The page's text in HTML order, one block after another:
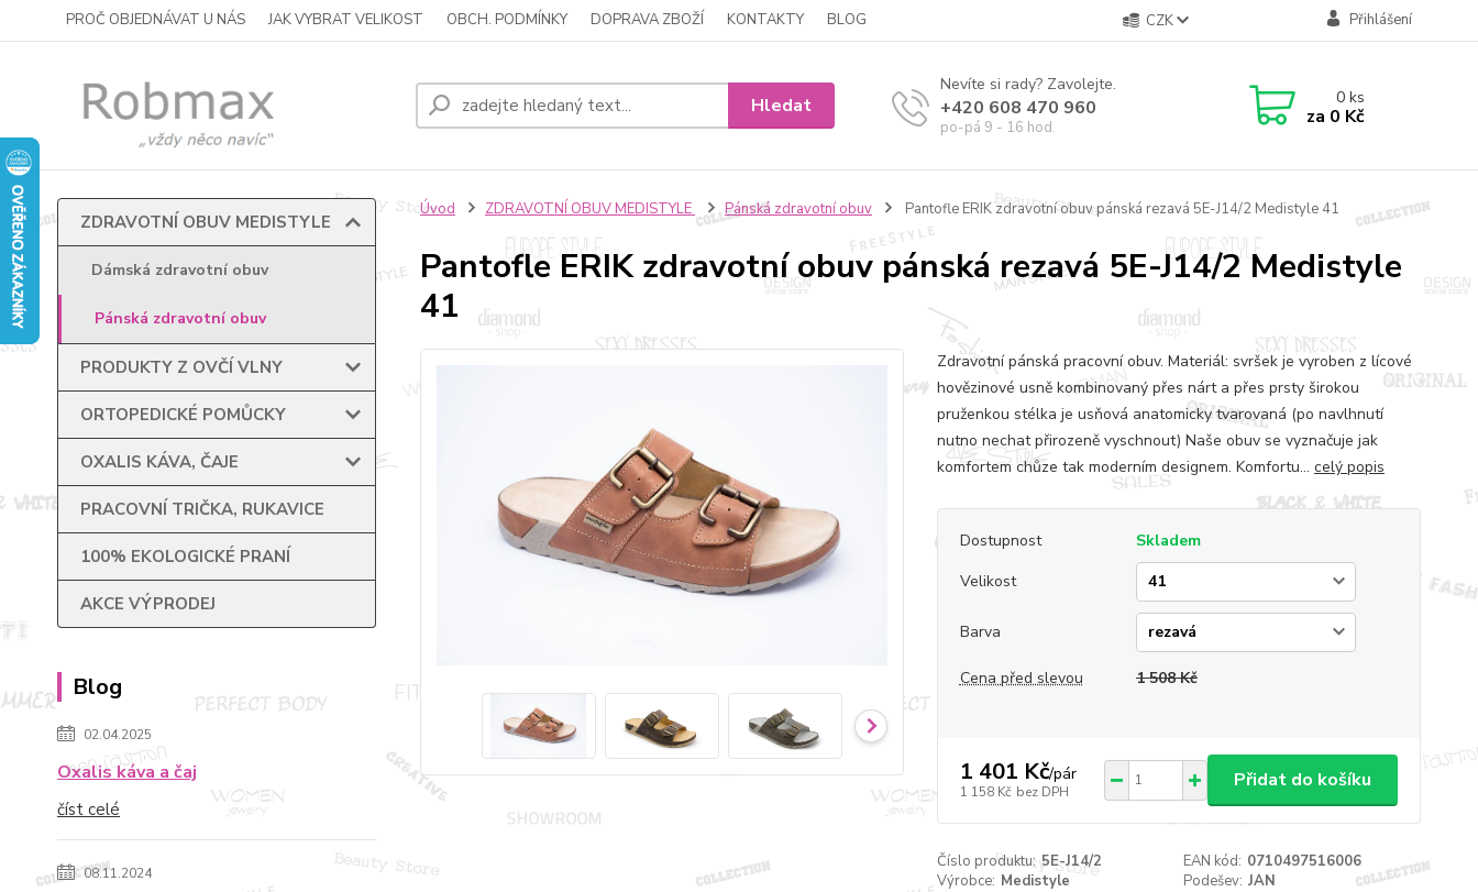
PROČ OBJEDNÁVAT U NÁS JAK VYBRAT VELIKOST OBCH. PODMÍNKY DOPRAVA ZBOŽÍ KONTAKTY BLOG CZK Přihlášení
Hledat
Nevíte si rady? Zavolejte.
+420 608 470 960
po-pá 9 - 16 hod.
0ks
za 0 Kč
ZDRAVOTNÍ OBUV MEDISTYLE
Dámská zdravotní obuv
Pánská zdravotní obuv
PRODUKTY Z OVČÍ VLNY
ORTOPEDICKÉ POMŮCKY
OXALIS KÁVA, ČAJE
PRACOVNÍ TRIČKA, RUKAVICE
100% EKOLOGICKÉ PRANÍ
AKCE VÝPRODEJ
Blog
02.04.2025
Oxalis káva a čaj
číst celé
08.11.2024
Úvod ZDRAVOTNÍ OBUV MEDISTYLE Pánská zdravotní obuv Pantofle ERIK zdravotní obuv pánská rezavá 5E-J14/2 Medistyle 41
Pantofle ERIK zdravotní obuv pánská rezavá 5E-J14/2 Medistyle
41
Zdravotní pánská pracovní obuv. Materiál: svršek je vyroben z lícové
hovězinové usně kombinovaný přes nárt a přes prsty širokou
pruženkou stélka je usňová anatomicky tvarovaná (po navlhnutí
nutno nechat přirozeně vyschnout) Naše obuv se vyznačuje jak
komfortem chůze tak moderním designem. Komfortu... celý popis
Dostupnost
Skladem
Velikost
Barva
Cena před slevou 1 508 Kč
1 401 Kč/pár
1 158 Kč bez DPH
Přidat do košíku
Číslo produktu: 5E-J14/2 EAN kód: 0710497516006
Výrobce: Medistyle Podešev: JAN